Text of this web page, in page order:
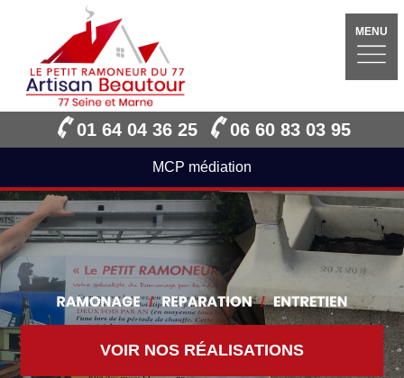
MENU
01 64 04 36 25 06 60 83 03 95
MCP médiation
VOIR NOS RÉALISATIONS